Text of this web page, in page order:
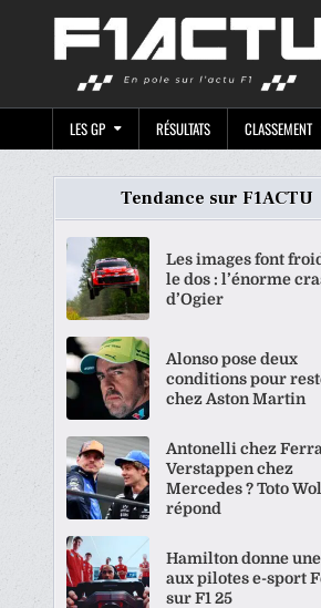
LES GP RÉSULTATS CLASSEMENT
Tendance sur F1ACTU
Les images font
le dos : l’énorme
d’Ogier
Alonso pose deux
conditions pour
chez Aston Martin
Antonelli chez
Verstappen chez
Mercedes ? Toto
répond
Hamilton donne
aux pilotes e-sport
sur F1 25